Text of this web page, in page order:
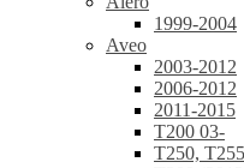
1999-2004
Aveo
2003-2012
2006-2012
2011-2015
T200 03-
T250,